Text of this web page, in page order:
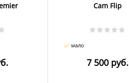
Cam Flip
мало
7 500 руб.